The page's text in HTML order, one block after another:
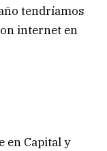
tendríamos
internet en
en Capital y